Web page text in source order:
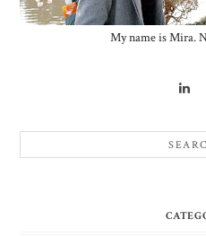
My name is Mira.